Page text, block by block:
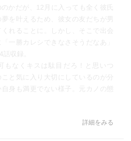
かだが、12月に入っても全く彼氏
を叶えるため、彼女の友だちが男
れることに。しかし、そこで出会
一勝カレシできなさそうだなあ」
収録。
もなくキスは駄目だろ！と思いつ
と気に入り大切にしているのが分
身も満更でない様子。元カノの態
詳細をみる